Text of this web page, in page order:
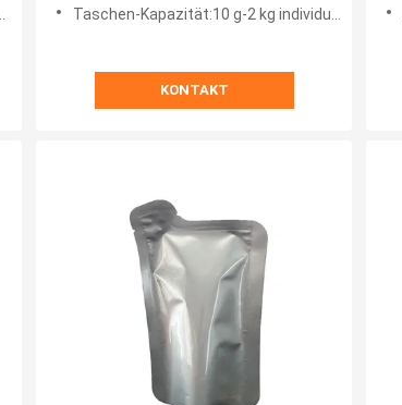
Taschen-Kapazität:10 g-2 kg individuell angepasst
KONTAKT